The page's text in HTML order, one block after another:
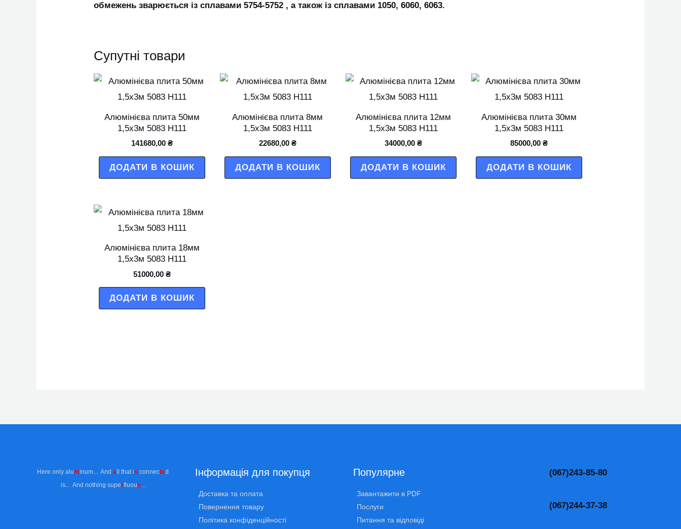
обмежень зварюється із сплавами 5754-5752 , а також із сплавами 1050, 6060, 6063.
Супутні товари
Алюмінієва плита 50мм
1,5х3м 5083 Н111
141680,00 ₴
ДОДАТИ В КОШИК
Алюмінієва плита 8мм
1,5х3м 5083 Н111
22680,00 ₴
ДОДАТИ В КОШИК
Алюмінієва плита 12мм
1,5х3м 5083 Н111
34000,00₴
ДОДАТИ В КОШИК
Алюмінієва плита 30мм
1,5х3м 5083 Н111
85000,00₴
ДОДАТИ В КОШИК
Алюмінієва плита 18мм
1,5х3м 5083 Н111
51000,00 ₴
ДОДАТИ В КОШИК
Here only aluminum... Andall that is connected
is... And nothing superfluous
Інформація для покупця
Доставка та оплата
Повернення товару
Політика конфіденційності
Популярне
Завантажити в PDF
Послуги
Питання та відповіді
(067)243-85-80
(067)244-37-38